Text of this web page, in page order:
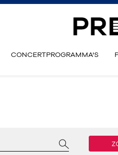
CONCERTPROGRAMMA'S